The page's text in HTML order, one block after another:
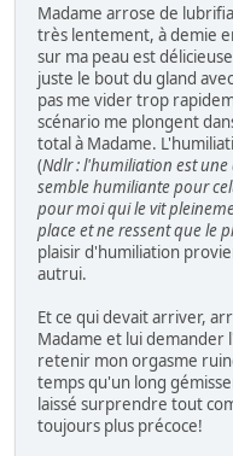
Madame arrose de
très lentement, à demie
sur ma peau est
juste le bout du gland
pas me vider trop
scénario me plongent
total à Madame.
(Ndlr : l'humiliation est une
semble humiliante pour
pour moi qui le vit
place et ne ressent que le
plaisir d'humiliation
autrui.
Et ce qui devait arriver,
Madame et lui demander
retenir mon orgasme
temps qu'un long
laissé surprendre tout
toujours plus précoce!